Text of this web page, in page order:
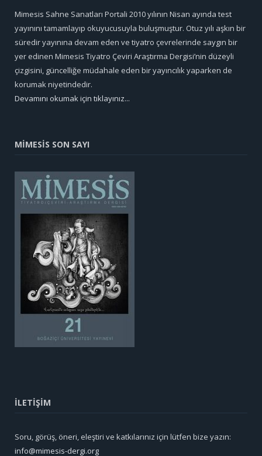
Mimesis Sahne Sanatları Portali 2010 yılının Nisan ayında test
yayınını tamamlayıp okuyucusuyla buluşmuştur. Otuz yılı aşkın bir
süredir yayınına devam eden ve tiyatro çevrelerinde saygın bir
yer edinen Mimesis Tiyatro Çeviri Araştırma Dergisi’nin düzeyli
çizgisini, güncelliğe müdahale eden bir yayıncılık yaparken de
korumak niyetindedir.
Devamını okumak için tıklayınız...
MİMESİS SON SAYI
İLETİŞİM
Soru, görüş, öneri, eleştiri ve katkılarınız için lütfen bize yazın:
info@mimesis-dergi.org